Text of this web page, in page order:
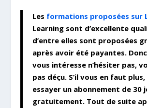
Les formations proposées sur
Learning sont d’excellente
d’entre elles sont proposées
après avoir été payantes.
vous intéresse n’hésiter pas,
pas déçu. S’il vous en faut
essayer un abonnement de 30
gratuitement. Tout de suite